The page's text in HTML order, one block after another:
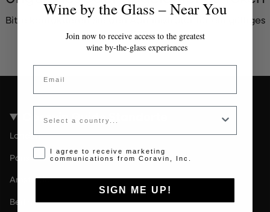
Bitte kontaktieren Sie den Administrator für ein gültiges
Token.
Coravin Guide Standorte
London
Paris
Amsterdam
Berlin
Wine by the Glass – Near You
Join now to receive access to the greatest
wine by-the-glass experiences
Email
Country
Opt-in disclaimer
I agree to receive marketing
communications from Coravin, Inc.
SIGN ME UP!